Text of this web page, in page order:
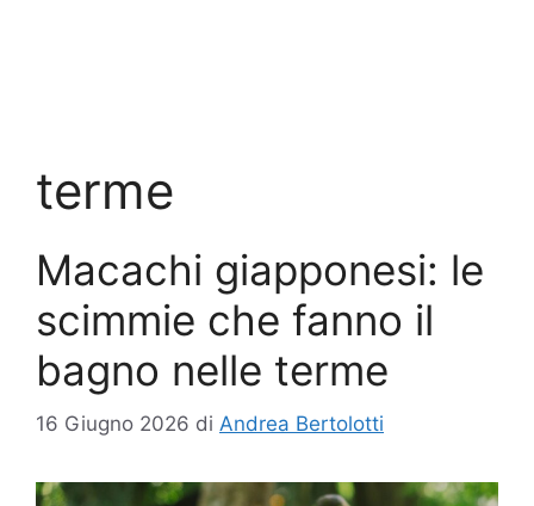
terme
Macachi giapponesi: le
scimmie che fanno il
bagno nelle terme
16 Giugno 2026 di Andrea Bertolotti